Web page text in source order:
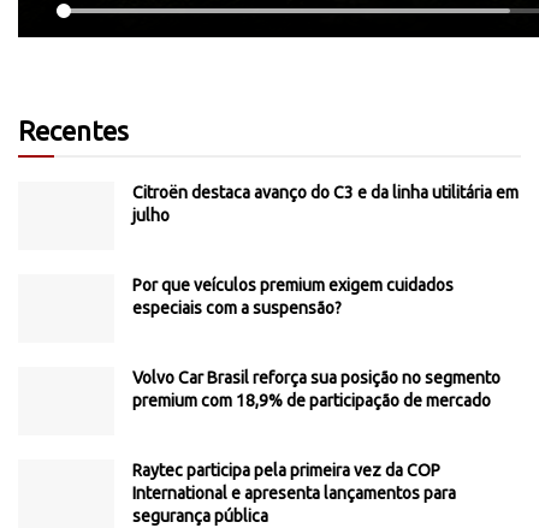
Recentes
Citroën destaca avanço do C3 e da linha utilitária em
julho
Por que veículos premium exigem cuidados
especiais com a suspensão?
Volvo Car Brasil reforça sua posição no segmento
premium com 18,9% de participação de mercado
Raytec participa pela primeira vez da COP
International e apresenta lançamentos para
segurança pública